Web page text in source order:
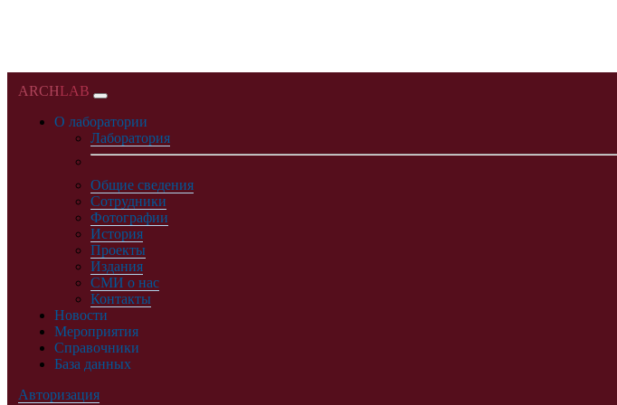
ARCHLAB
О лаборатории
Лаборатория
Общие сведения
Сотрудники
Фотографии
История
Проекты
Издания
СМИ о нас
Контакты
Новости
Мероприятия
Справочники
База данных
Авторизация